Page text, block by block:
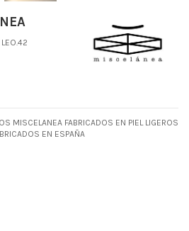
MISCELANEA FABRICADOS EN PIEL LIGEROS
EN ESPAÑA